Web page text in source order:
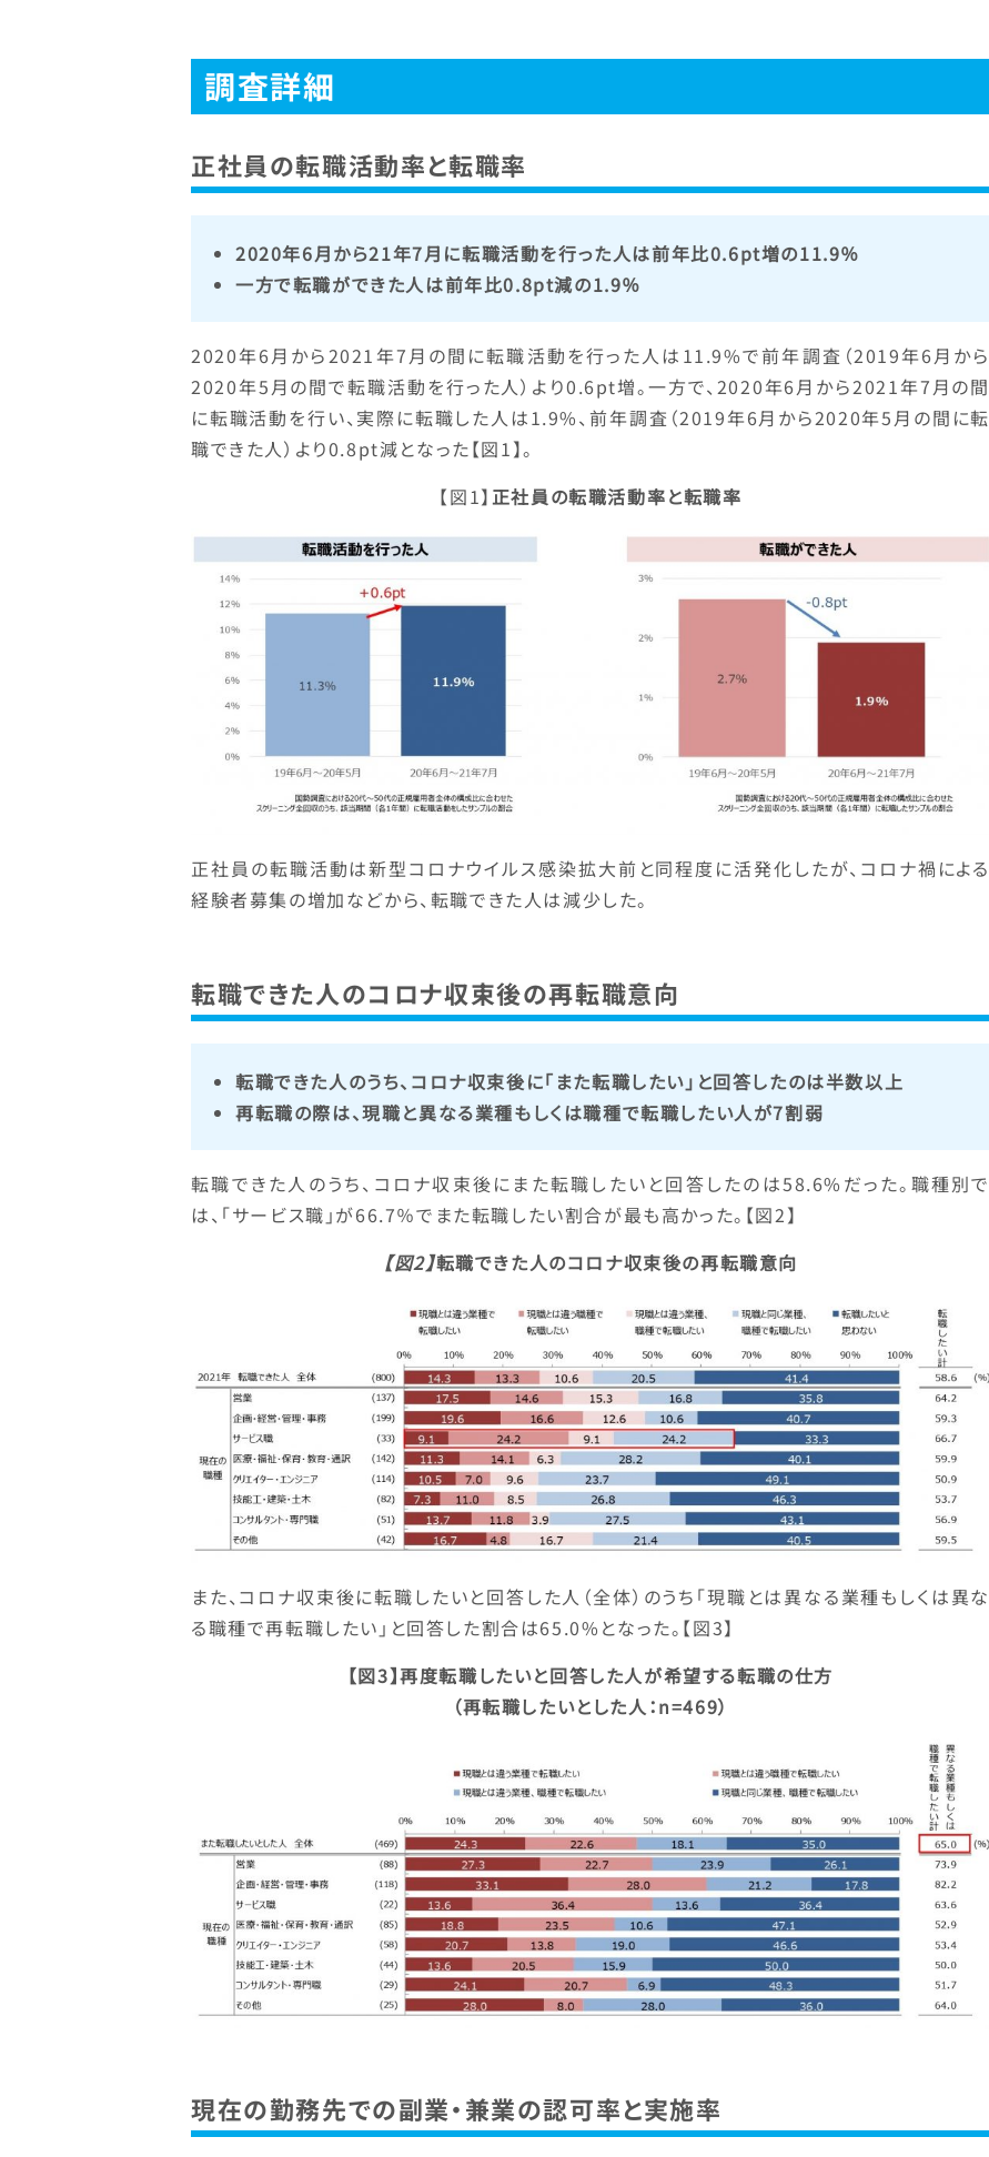
調査詳細
正社員の転職活動率と転職率
2020年6月から21年7月に転職活動を行った人は前年比0.6pt増の11.9％
一方で転職ができた人は前年比0.8pt減の1.9％
2020年6月から2021年7月の間に転職活動を行った人は11.9%で前年調査（2019年6月から
2020年5月の間で転職活動を行った人）より0.6pt増。一方で、2020年6月から2021年7月の間
に転職活動を行い、実際に転職した人は1.9%、前年調査（2019年6月から2020年5月の間に転
職できた人）より0.8pt減となった【図1】。
【図1】正社員の転職活動率と転職率
正社員の転職活動は新型コロナウイルス感染拡大前と同程度に活発化したが、コロナ禍による
経験者募集の増加などから、転職できた人は減少した。
転職できた人のコロナ収束後の再転職意向
転職できた人のうち、コロナ収束後に「また転職したい」と回答したのは半数以上
再転職の際は、現職と異なる業種もしくは職種で転職したい人が7割弱
転職できた人のうち、コロナ収束後にまた転職したいと回答したのは58.6%だった。職種別で
は、「サービス職」が66.7％でまた転職したい割合が最も高かった。【図2】
【図2】転職できた人のコロナ収束後の再転職意向
また、コロナ収束後に転職したいと回答した人（全体）のうち「現職とは異なる業種もしくは異な
る職種で再転職したい」と回答した割合は65.0%となった。【図3】
【図3】再度転職したいと回答した人が希望する転職の仕方
（再転職したいとした人：n=469）
現在の勤務先での副業・兼業の認可率と実施率